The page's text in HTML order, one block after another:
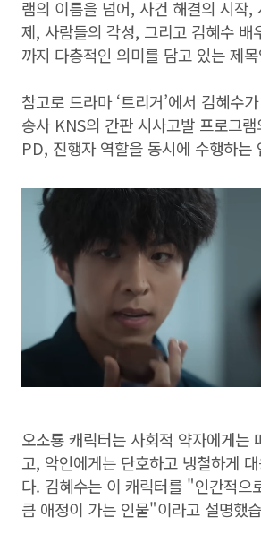
램의 이름을 넘어, 사건 해결의 시작,
제, 사람들의 각성, 그리고 김혜수 배
까지 다층적인 의미를 담고 있는 제
참고로 드라마 ‘트리거’에서 김혜수
송사 KNS의 간판 시사고발 프로그
PD, 진행자 역할을 동시에 수행하는
오소룡 캐릭터는 사회적 약자에게는
고, 악인에게는 단호하고 냉철하게
다. 김혜수는 이 캐릭터를 "인간적으
큼 애정이 가는 인물"이라고 설명했